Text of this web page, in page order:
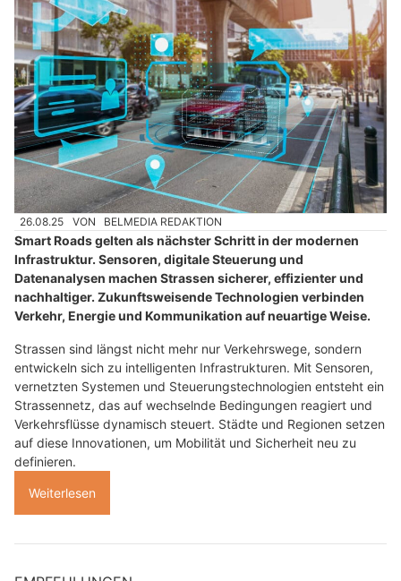
26.08.25 VON BELMEDIA REDAKTION
Smart Roads gelten als nächster Schritt in der modernen
Infrastruktur. Sensoren, digitale Steuerung und
Datenanalysen machen Strassen sicherer, effizienter und
nachhaltiger. Zukunftsweisende Technologien verbinden
Verkehr, Energie und Kommunikation auf neuartige Weise.
Strassen sind längst nicht mehr nur Verkehrswege, sondern
entwickeln sich zu intelligenten Infrastrukturen. Mit Sensoren,
vernetzten Systemen und Steuerungstechnologien entsteht ein
Strassennetz, das auf wechselnde Bedingungen reagiert und
Verkehrsflüsse dynamisch steuert. Städte und Regionen setzen
auf diese Innovationen, um Mobilität und Sicherheit neu zu
definieren.
Weiterlesen